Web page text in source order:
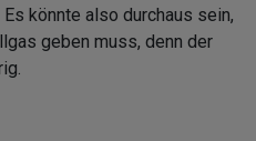
könnte also durchaus sein,
geben muss, denn der